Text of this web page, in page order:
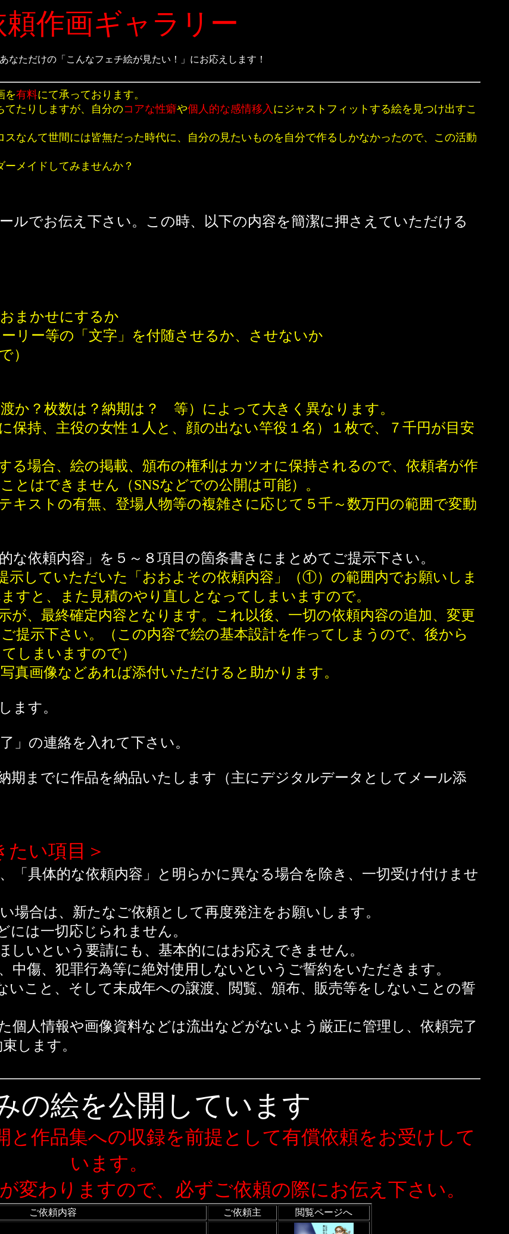
頼作画ギャラリー
なただけの「こんなフェチ絵が見たい！」にお応えします！
を有料にて承っております。
てたりしますが、自分のコアな性癖や個人的な感情移入 にジャストフィットする絵を見つけ出すこ
なんて世間には皆無だった時代に、自分の見たいものを自分で作るしかなかったので、この活動
ーメイドしてみませんか？
ルでお伝え下さい。この時、以下の内容を簡潔に押さえていただける
まかせにするか
ー等の「文字」を付随させるか、させないか
）
？枚数は？納期は？ 等）によって大きく異なります。
持、主役の女性１人と、顔の出ない竿役１名）１枚で、７千円が目安
場合、絵の掲載、頒布の権利はカツオに保持されるので、依頼者が作
とはできません（SNSなどでの公開は可能）。
ストの有無、登場人物等の複雑さに応じて５千～数万円の範囲で変動
依頼内容」を５～８項目の箇条書きにまとめてご提示下さい。
していただいた「おおよその依頼内容」（①）の範囲内でお願いしま
すと、また見積のやり直しとなってしまいますので。
、最終確定内容となります。これ以後、一切の依頼内容の追加、変更
提示下さい。（この内容で絵の基本設計を作ってしまうので、後から
しまいますので）
画像などあれば添付いただけると助かります。
ます。
」の連絡を入れて下さい。
期までに作品を納品いたします（主にデジタルデータとしてメール添
たい項目＞
具体的な依頼内容」と明らかに異なる場合を除き、一切受け付けませ
合は、新たなご依頼として再度発注をお願いします。
は一切応じられません。
いという要請にも、基本的にはお応えできません。
傷、犯罪行為等に絶対使用しないというご誓約をいただきます。
こと、そして未成年への譲渡、閲覧、頒布、販売等をしないことの誓
人情報や画像資料などは流出などがないよう厳正に管理し、依頼完了
します。
の絵を公開しています
作品集への収録を前提として有償依頼をお受けして
います。
わりますので、必ずご依頼の際にお伝え下さい。
ご依頼内容 ご依頼主 閲覧ページへ